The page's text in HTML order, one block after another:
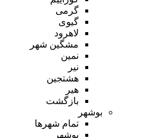
گرمی
گیوی
لاهرود
مشگین شهر
نمین
نیر
هشتجین
هیر
بازگشت
بوشهر
تمام شهر‌ها
بوشهر